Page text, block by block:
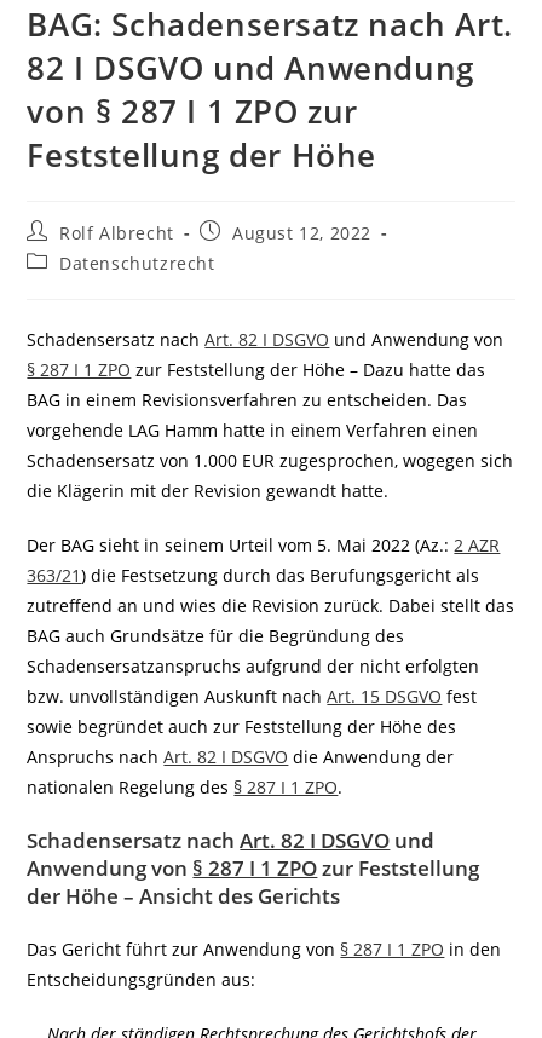
BAG: Schadensersatz nach Art.
82 I DSGVO und Anwendung
von § 287 I 1 ZPO zur
Feststellung der Höhe
Beitrags-
Autor:
Rolf Albrecht
Beitrag
veröffentlicht:
August 12, 2022
Beitrags-
Datenschutzrecht
Schadensersatz nachArt. 82 I DSGVO und Anwendung von
§ 287 I 1 ZPO zur Feststellung der Höhe – Dazu hatte das
BAG in einem Revisionsverfahren zu entscheiden. Das
vorgehende LAG Hamm hatte in einem Verfahren einen
Schadensersatz von 1.000 EUR zugesprochen, wogegen sich
die Klägerin mit der Revision gewandt hatte.
Der BAG sieht in seinem Urteil vom 5. Mai 2022 (Az.: 2 AZR
363/21) die Festsetzung durch das Berufungsgericht als
zutreffend an und wies die Revision zurück. Dabei stellt das
BAG auch Grundsätze für die Begründung des
Schadensersatzanspruchs aufgrund der nicht erfolgten
bzw. unvollständigen Auskunft nachArt. 15 DSGVO fest
sowie begründet auch zur Feststellung der Höhe des
Anspruchs nachArt. 82 I DSGVO die Anwendung der
nationalen Regelung des § 287 I 1 ZPO.
Schadensersatz nachArt. 82 I DSGVO und
Anwendung von § 287 I 1 ZPOzur Feststellung
der Höhe – Ansicht des Gerichts
Das Gericht führt zur Anwendung von § 287 I 1 ZPO in den
Entscheidungsgründen aus:
„…Nach der ständigen Rechtsprechung des Gerichtshofs der